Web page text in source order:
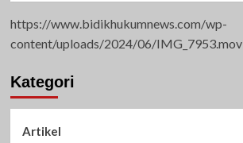
https://www.bidikhukumnews.com/wp-
content/uploads/2024/06/IMG_7953.mov
Kategori
Artikel